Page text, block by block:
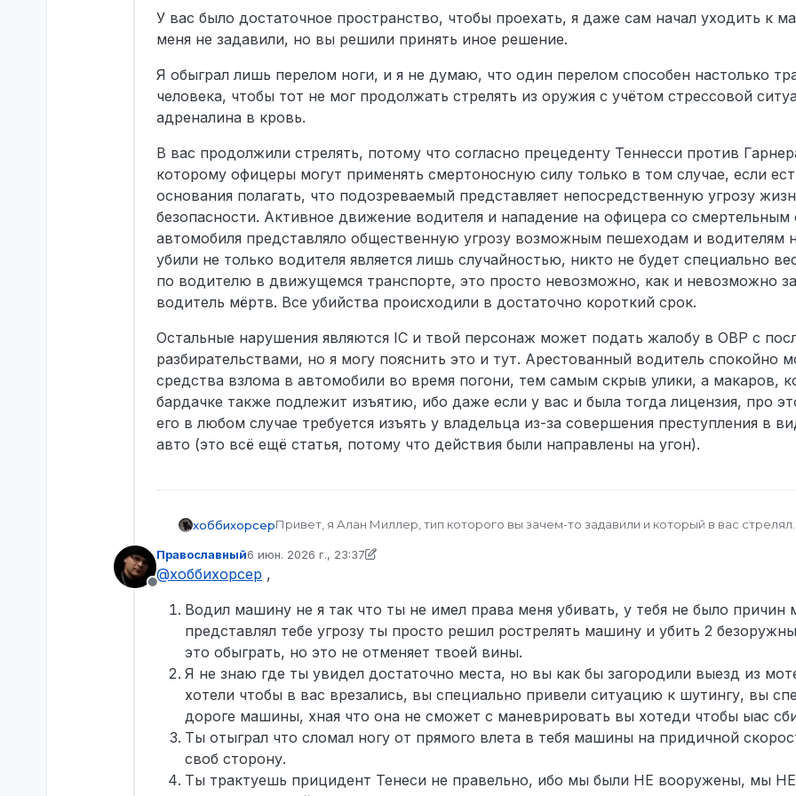
Логи
Да.
они увозят того кто был в АФК, и слава богу, адекватный полицейский его не
ему не возвращают (Речь идет о Сергейе Апане).
Почему они не имели права обыскивать транспорт?
находится улики, у них не было этого основания потому что я кинул отыгровку
отмычки из салона, и они это знали, ибо потом подобрали эти сломанные
нашли те отмычки которыми совершалось преступление. Это бы нарушало
Arizona v. Gant (2009), где сказано что обыск автомобиля подозреваемого не
осуществлен без полагания на то что там могут быть улики указывающие на
которые он задержан, но нас задерживали за попытку взлома, и от того не
офицеры забрали Макаров из бардачка и выкинули его на землю, а не оставили
возможно эти офицеры скажут что у них было право ибо у них были причины
арестованный ВОДИТЕЛЬ, может как-то скрыть улики, или тд, напоминаю он
него сделали решето, поэтому как по мне здесь нарушение закона, о
Логи
Да.
У вас было достаточное пространство, чтобы проехать, я даже сам начал уходить к
меня не задавили, но вы решили принять иное решение.
Я обыграл лишь перелом ноги, и я не думаю, что один перелом способен настолько
человека, чтобы тот не мог продолжать стрелять из оружия с учётом стрессовой
адреналина в кровь.
В вас продолжили стрелять, потому что согласно прецеденту Теннесси против
которому офицеры могут применять смертоносную силу только в том случае, если
основания полагать, что подозреваемый представляет непосредственную угрозу
безопасности. Активное движение водителя и нападение на офицера со
автомобиля представляло общественную угрозу возможным пешеходам и водителям
убили не только водителя является лишь случайностью, никто не будет специально
по водителю в движущемся транспорте, это просто невозможно, как и невозможно
водитель мёртв. Все убийства происходили в достаточно короткий срок.
Остальные нарушения являются IC и твой персонаж может подать жалобу в ОВР с
разбирательствами, но я могу пояснить это и тут. Арестованный водитель спокойно
средства взлома в автомобили во время погони, тем самым скрыв улики, а макаров,
бардачке также подлежит изъятию, ибо даже если у вас и была тогда лицензия, про
его в любом случае требуется изъять у владельца из-за совершения преступления в
авто (это всё ещё статья, потому что действия были направлены на угон).
хоббихорсерПривет, я Алан Миллер, тип которого вы зачем-то задавили и который в вас стрелял.
У вас было достаточное пространство, чтобы проехать, я даже сам начал уходить к
человека, чтобы тот не мог продолжать стрелять из оружия с учётом стрессовой
адреналина в кровь.
В вас продолжили стрелять, потому что согласно прецеденту Теннесси против
которому офицеры могут применять смертоносную силу только в том случае, если
основания полагать, что подозреваемый представляет непосредственную угрозу
безопасности. Активное движение водителя и нападение на офицера со
автомобиля представляло общественную угрозу возможным пешеходам и
убили не только водителя является лишь случайностью, никто не будет специально
по водителю в движущемся транспорте, это просто невозможно, как и невозможно
водитель мёртв. Все убийства происходили в достаточно короткий срок.
Остальные нарушения являются IC и твой персонаж может подать жалобу в ОВР с
разбирательствами, но я могу пояснить это и тут. Арестованный водитель спокойно
средства взлома в автомобили во время погони, тем самым скрыв улики, а
бардачке также подлежит изъятию, ибо даже если у вас и была тогда лицензия, про
его в любом случае требуется изъять у владельца из-за совершения преступления в
авто (это всё ещё статья, потому что действия были направлены на угон).
Не в сети
Православный6 июн. 2026 г., 23:37
отредактировано Православный
@хоббихорсер ,
Водил машину не я так что ты не имел права меня убивать, у тебя не было причин
представлял тебе угрозу ты просто решил рострелять машину и убить 2
это обыграть, но это не отменяет твоей вины.
Я не знаю где ты увидел достаточно места, но вы как бы загородили выезд из
хотели чтобы в вас врезались, вы специально привели ситуацию к шутингу, вы
дороге машины, хная что она не сможет с маневрировать вы хотеди чтобы ыас
Ты отыграл что сломал ногу от прямого влета в тебя машины на придичной
своб сторону.
Ты трактуешь прицидент Тенеси не правельно, ибо мы были НЕ вооружены, мы НЕ